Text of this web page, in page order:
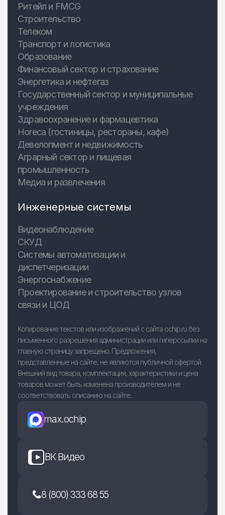
Ритейл и FMCG
Строительство
Телеком
Транспорт и логистика
Образование
Финансовый сектор и страхование
Энергетика и нефтегаз
Государственный сектор и муниципальные
учреждения
Здравоохранение и фармацевтика
Horeca (гостиницы, рестораны, кафе)
Девелопмент и недвижимость
Аграрный сектор и пищевая
промышленность
Медиа и развлечения
Инженерные системы
Видеонаблюдение
СКУД
Системы автоматизации и
диспетчеризации
Энергоснабжение
Проектирование и строительство узлов
связи и ЦОД
Копирование текстов или изображений с сайта ochip.ru без
письменного разрешения администрации или гиперссылки на
главную страницу запрещено. Предложения,
представленные на сайте, не являются публичной офертой.
Внешний вид товара, комплектация, характеристики и цена
товаров может быть изменена производителем и не
соответствовать описанию на сайте.
max.ochip
ВК Видео
8 (800) 333 68 55